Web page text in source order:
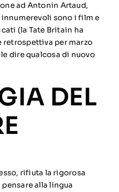
ad Antonin Artaud,
sono i film e
(la Tate Britain ha
retrospettiva per marzo
dire qualcosa di nuovo
DEL
rifiuta la rigorosa
alla lingua